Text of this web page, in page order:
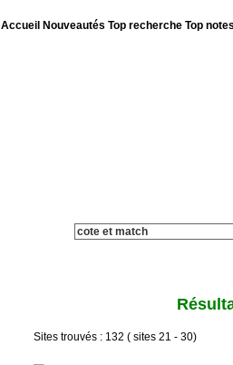
Accueil Nouveautés Top recherche Top
Sites trouvés : 132 ( sites 21 - 30)